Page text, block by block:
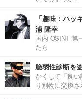
「趣味：ハ
浦 隆幸
国内 OSINT 第
たら
脆弱性診断を
かくして「良
り別物に交換さ